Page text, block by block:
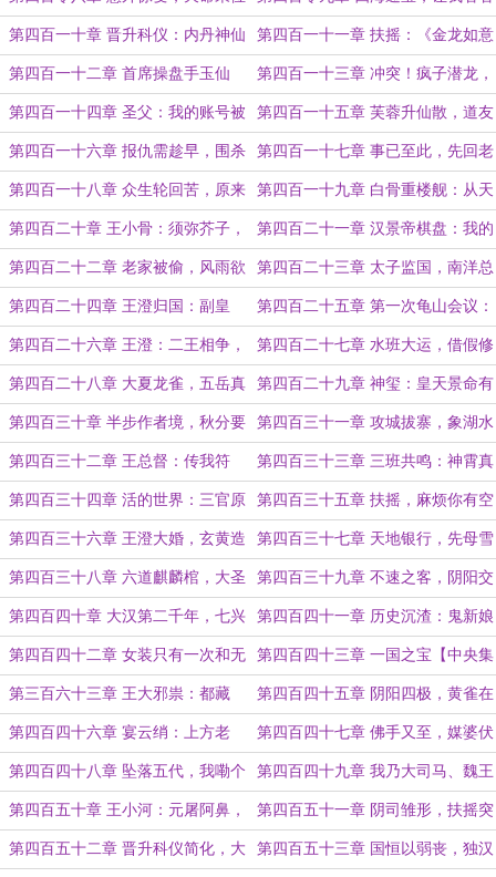
你的极限！
第四百一十章 晋升科仪：内丹神仙
法，一国化炉鼎
第四百一十一章 扶摇：《金龙如意
龙虎玄坛真经》可换红烧肉否？
第四百一十二章 首席操盘手玉仙
儿：做空仙界，从我做起！
第四百一十三章 冲突！疯子潜龙，
列仙争位
第四百一十四章 圣父：我的账号被
人异地登陆
第四百一十五章 芙蓉升仙散，道友
请留步（6200）
第四百一十六章 报仇需趁早，围杀
龙婆僧
第四百一十七章 事已至此，先回老
家结婚吧
第四百一十八章 众生轮回苦，原来
是阴间
第四百一十九章 白骨重楼舰：从天
而降的掌法！
第四百二十章 王小骨：须弥芥子，
掌中佛国
第四百二十一章 汉景帝棋盘：我的
规矩就是规矩
第四百二十二章 老家被偷，风雨欲
来
第四百二十三章 太子监国，南洋总
督
第四百二十四章 王澄归国：副皇
帝？我家韩工？（4000）
第四百二十五章 第一次龟山会议：
二王不得不除！（两章7000求票）
第四百二十六章 王澄：二王相争，
两难自解！
第四百二十七章 水班大运，借假修
真
第四百二十八章 大夏龙雀，五岳真
形
第四百二十九章 神玺：皇天景命有
德者昌
第四百三十章 半步作者境，秋分要
独走
第四百三十一章 攻城拔寨，象湖水
神
第四百三十二章 王总督：传我符
诏，全州严打！
第四百三十三章 三班共鸣：神霄真
王箓！
第四百三十四章 活的世界：三官原
是精、气、神！
第四百三十五章 扶摇，麻烦你有空
给我烧个纸
第四百三十六章 王澄大婚，玄黄造
化
第四百三十七章 天地银行，先母雪
妆
第四百三十八章 六道麒麟棺，大圣
翻天印
第四百三十九章 不速之客，阴阳交
汇
第四百四十章 大汉第二千年，七兴
汉室荣光
第四百四十一章 历史沉渣：鬼新娘
第四百四十二章 女装只有一次和无
数次
第四百四十三章 一国之宝【中央集
权】套装：清君侧檄文
第三百六十三章 王大邪祟：都藏
好，我要来找你们咯
第四百四十五章 阴阳四极，黄雀在
后（4000字）
第四百四十六章 宴云绡：上方老
母，你家没了！
第四百四十七章 佛手又至，媒婆伏
诛（求票）
第四百四十八章 坠落五代，我嘞个
太监王朝
第四百四十九章 我乃大司马、魏王
刘谌之后！
第四百五十章 王小河：元屠阿鼻，
修罗法界！
第四百五十一章 阴司雏形，扶摇突
破（月初求票）
第四百五十二章 晋升科仪简化，大 第四百五十三章 国恒以弱丧，独汉